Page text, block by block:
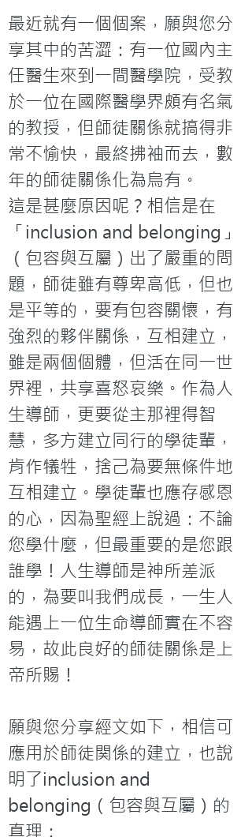
最近就有一個個案，願與您分
享其中的苦澀：有一位國內主
任醫生來到一間醫學院，受教
於一位在國際醫學界頗有名氣
的教授，但師徒關係就搞得非
常不愉快，最終拂袖而去，數
年的師徒關係化為烏有。
這是甚麼原因呢？相信是在
「inclusion and belonging」
（包容與互屬）出了嚴重的問
題，師徒雖有尊卑高低，但也
是平等的，要有包容關懷，有
強烈的夥伴關係，互相建立，
雖是兩個個體，但活在同一世
界裡，共享喜怒哀樂。作為人
生導師，更要從主那裡得智
慧，多方建立同行的學徒輩，
肯作犠牲，捨己為要無條件地
互相建立。學徒輩也應存感恩
的心，因為聖經上說過：不論
您學什麼，但最重要的是您跟
誰學！人生導師是神所差派
的，為要叫我們成長，一生人
能遇上一位生命導師實在不容
易，故此良好的師徒關係是上
帝所賜！
願與您分享經文如下，相信可
應用於師徒関係的建立，也說
明了inclusion and
belonging（包容與互屬）的
真理：